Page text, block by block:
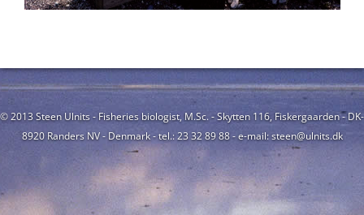
© 2013 Steen Ulnits - Fisheries biologist, M.Sc. - Skytten 116, Fiskergaarden - DK-
8920 Randers NV - Denmark - tel.: 23 32 89 88 - e-mail: steen@ulnits.dk